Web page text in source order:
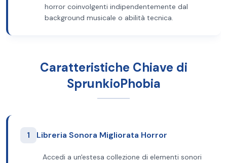
horror coinvolgenti indipendentemente dal
background musicale o abilità tecnica.
Caratteristiche Chiave di
SprunkioPhobia
1 Libreria Sonora Migliorata Horror
Accedi a un'estesa collezione di elementi sonori